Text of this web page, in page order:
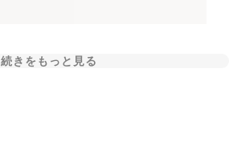
続きをもっと見る